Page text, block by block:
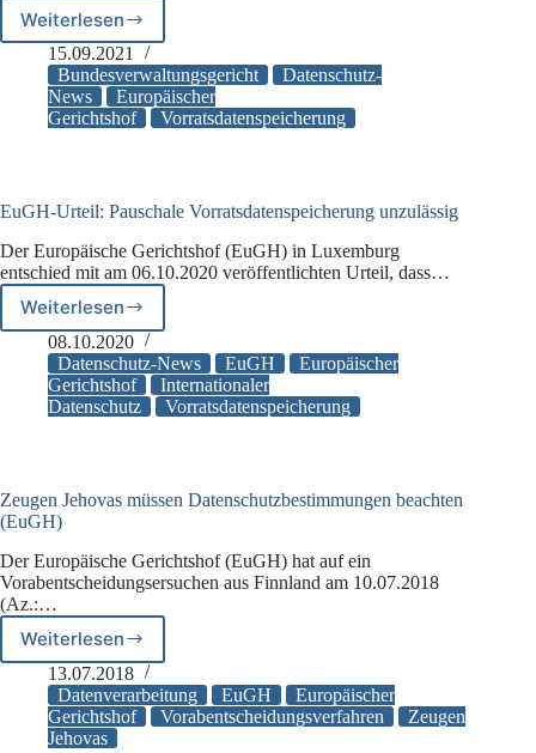
Weiterlesen
EuGH
verhandelt
zur
deutschen
Vorratsdatenspeicherung
15.09.2021
Bundesverwaltungsgericht
Datenschutz-
News
Europäischer
Gerichtshof
Vorratsdatenspeicherung
EuGH-Urteil: Pauschale Vorratsdatenspeicherung unzulässig
Der Europäische Gerichtshof (EuGH) in Luxemburg
entschied mit am 06.10.2020 veröffentlichten Urteil, dass…
Weiterlesen
EuGH-
Urteil:
Pauschale
Vorratsdatenspeicherung
unzulässig
08.10.2020
Datenschutz-News
EuGH
Europäischer
Gerichtshof
Internationaler
Datenschutz
Vorratsdatenspeicherung
Zeugen Jehovas müssen Datenschutzbestimmungen beachten
(EuGH)
Der Europäische Gerichtshof (EuGH) hat auf ein
Vorabentscheidungsersuchen aus Finnland am 10.07.2018
(Az.:…
Weiterlesen
Zeugen
Jehovas
müssen
Datenschutzbestimmungen
beachten
13.07.2018
Datenverarbeitung
EuGH
Europäischer
Gerichtshof
Vorabentscheidungsverfahren
Zeugen
Jehovas